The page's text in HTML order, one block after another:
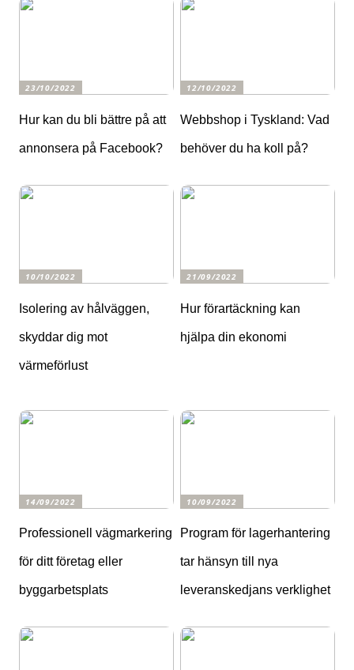
23/10/2022
Hur kan du bli bättre på att
annonsera på Facebook?
12/10/2022
Webbshop i Tyskland: Vad
behöver du ha koll på?
10/10/2022
Isolering av hålväggen,
skyddar dig mot
värmeförlust
21/09/2022
Hur förartäckning kan
hjälpa din ekonomi
14/09/2022
Professionell vägmarkering
för ditt företag eller
byggarbetsplats
10/09/2022
Program för lagerhantering
tar hänsyn till nya
leveranskedjans verklighet